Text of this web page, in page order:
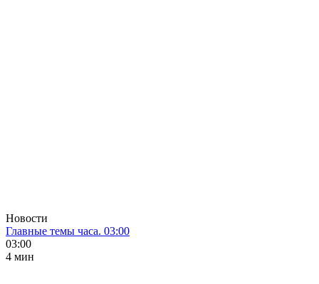
Новости
Главные темы часа. 03:00
03:00
4 мин